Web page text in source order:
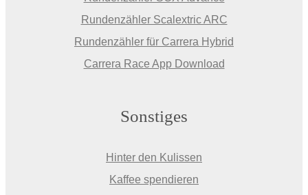
Rundenzähler Scalextric ARC
Rundenzähler für Carrera Hybrid
Carrera Race App Download
Sonstiges
Hinter den Kulissen
Kaffee spendieren